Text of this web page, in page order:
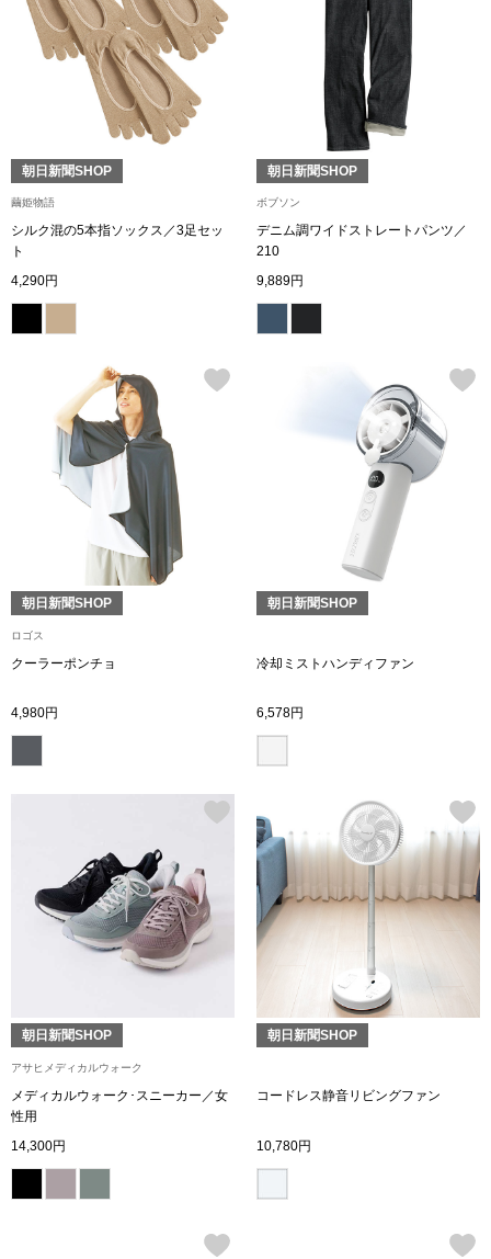
Salon de GRANDGRIS
ール／酒
カンタベリー
金谷製靴
ヘンリーコッ
【特集】
【特集】
おすすめカタ
BOGARD
ジャケット
コート
その他
トップス
朝日新聞SHOP
繭姫物語
シルク混の5本指ソックス／3足セッ
ト
4,290円
朝日新聞SHOP
ボブソン
デニム調ワイドストレートパンツ／
210
9,889円
朝日新聞SHOP
ロゴス
クーラーポンチョ
4,980円
朝日新聞SHOP
冷却ミストハンディファン
6,578円
朝日新聞SHOP
アサヒメディカルウォーク
メディカルウォーク･スニーカー／女
性用
14,300円
朝日新聞SHOP
コードレス静音リビングファン
10,780円